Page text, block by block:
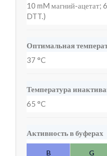
10 mM магний-ацетат;
DTT.)
Оптимальная
37 °C
Температура
65 °C
Активность в буферах
B G